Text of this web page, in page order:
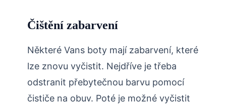
Čištění zabarvení
Některé Vans boty mají zabarvení, které
lze znovu vyčistit. Nejdříve je třeba
odstranit přebytečnou barvu pomocí
čističe na obuv. Poté je možné vyčistit